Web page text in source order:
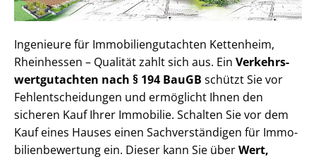
Ingenieure für Im­mo­bi­li­en­gut­ach­ten Kettenheim,
Rheinhessen – Qualität zahlt sich aus. Ein Ver­kehrs­
wert­gut­ach­ten nach § 194 BauGB schützt Sie vor
Fehl­ent­schei­dun­gen und ermöglicht Ihnen den
sicheren Kauf Ihrer Immobilie. Schalten Sie vor dem
Kauf eines Hauses einen Sach­ver­stän­di­gen für Im­mo­
bi­li­en­be­wer­tung ein. Dieser kann Sie überWert,